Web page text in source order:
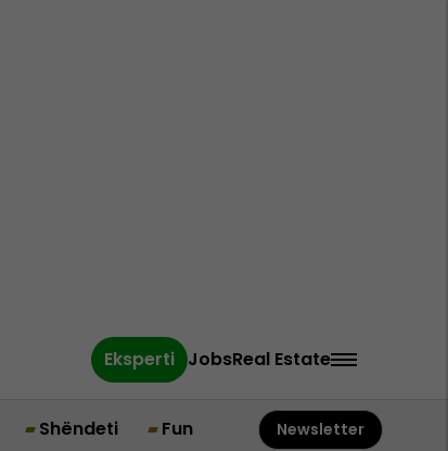
Eksperti JobsReal Estate
Shëndeti Fun Newsletter